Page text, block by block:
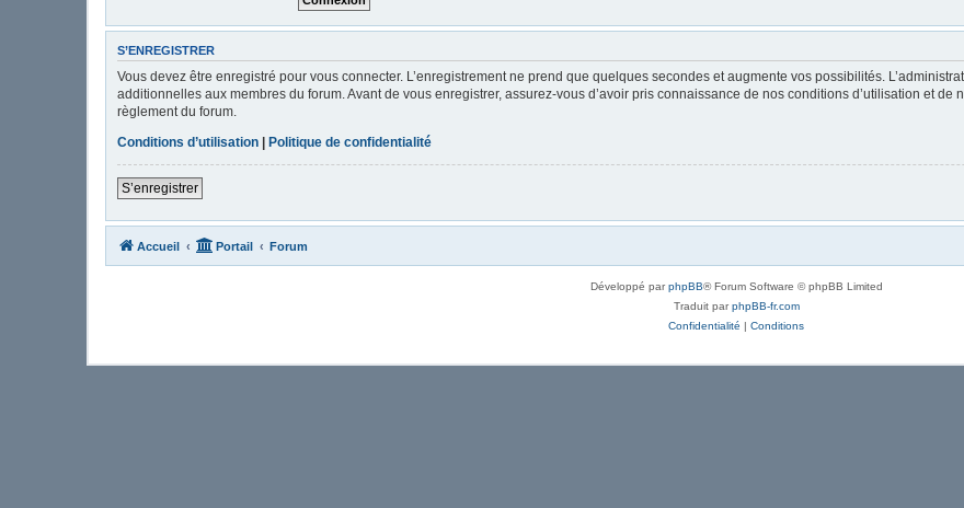
S’ENREGISTRER
Vous devez être enregistré pour vous connecter. L’enregistrement ne prend que quelques secondes et augmente vos possibilités.
additionnelles aux membres du forum. Avant de vous enregistrer, assurez-vous d’avoir pris connaissance de nos conditions d’utilisation et
règlement du forum.
Conditions d’utilisation | Politique de confidentialité
S’enregistrer
Accueil Portail Forum
Développé parphpBB® Forum Software © phpBB Limited
Traduit parphpBB-fr.com
Confidentialité | Conditions